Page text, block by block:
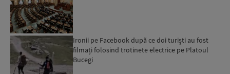
Ironii pe Facebook după ce doi turiști au fost
filmați folosind trotinete electrice pe Platoul
Bucegi